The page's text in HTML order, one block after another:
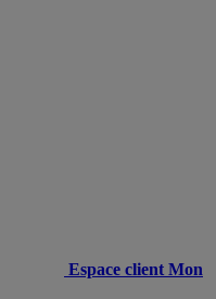
Espace client Mon